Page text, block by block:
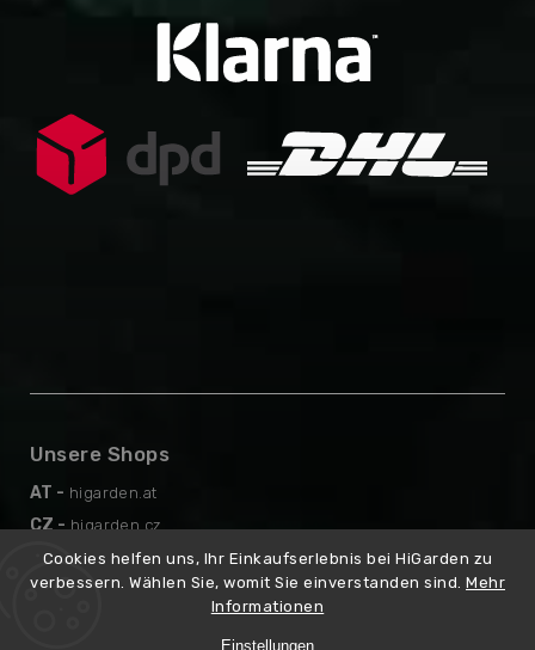
Cookies helfen uns, Ihr Einkaufserlebnis bei HiGarden zu
verbessern. Wählen Sie, womit Sie einverstanden sind. Mehr
Informationen
Einstellungen
Unsere Shops
AT - higarden.at
CZ - higarden.cz
EN - higarden.eu
PL - higarden.pl